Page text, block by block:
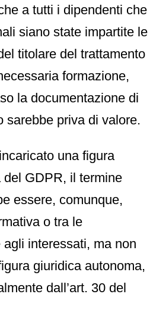
a tutti i dipendenti che
siano state impartite le
titolare del trattamento
formazione,
la documentazione di
sarebbe priva di valore.
una figura
GDPR, il termine
essere, comunque,
o tra le
interessati, ma non
giuridica autonoma,
dall’art. 30 del